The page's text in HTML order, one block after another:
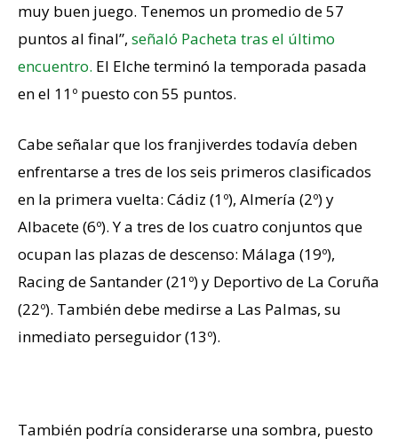
muy buen juego. Tenemos un promedio de 57
puntos al final”, señaló Pacheta tras el último
encuentro. El Elche terminó la temporada pasada
en el 11º puesto con 55 puntos.
Cabe señalar que los franjiverdes todavía deben
enfrentarse a tres de los seis primeros clasificados
en la primera vuelta: Cádiz (1º), Almería (2º) y
Albacete (6º). Y a tres de los cuatro conjuntos que
ocupan las plazas de descenso: Málaga (19º),
Racing de Santander (21º) y Deportivo de La Coruña
(22º). También debe medirse a Las Palmas, su
inmediato perseguidor (13º).
También podría considerarse una sombra, puesto